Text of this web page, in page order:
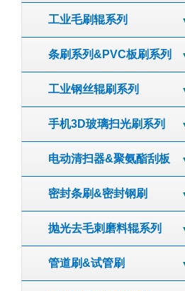
工业毛刷辊系列
条刷系列&PVC板刷系列
工业钢丝辊刷系列
手机3D玻璃扫光刷系列
电动清扫器&聚氨酯刮板
密封条刷&密封钢刷
抛光去毛刺磨料辊系列
管道刷&试管刷